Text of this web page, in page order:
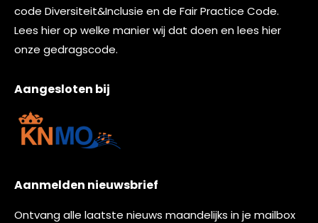
code Diversiteit&Inclusie en de Fair Practice Code.
Lees hierop welke manier wij dat doen en lees hier
onze gedragscode.
Aangesloten bij
Aanmelden nieuwsbrief
Ontvang alle laatste nieuws maandelijks in je mailbox